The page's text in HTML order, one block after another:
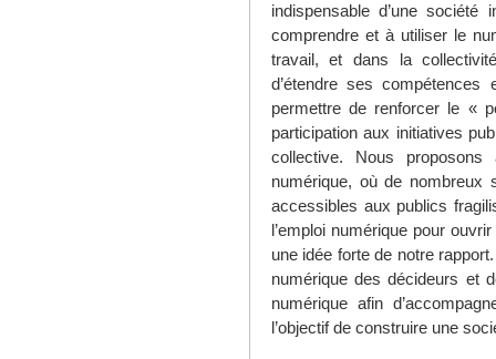
indispensable d’une
comprendre et à utiliser le
travail, et dans la
d’étendre ses
permettre de renforcer le «
participation aux initiatives
collective. Nous
numérique, où de nombreux
accessibles aux publics
l’emploi numérique pour
une idée forte de notre
numérique des décideurs et
numérique afin
l’objectif de construire une